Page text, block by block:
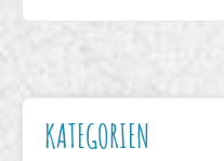
KATEGORIEN